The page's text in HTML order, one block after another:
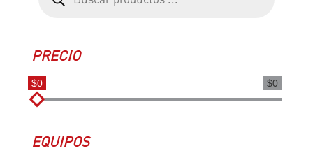
productos
PRECIO
$0
$0
EQUIPOS